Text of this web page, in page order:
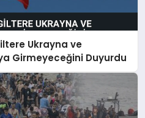
Ukrayna ve
Girmeyeceğini Duyurdu